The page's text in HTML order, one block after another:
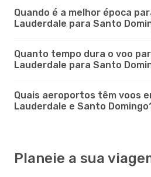
Quando é a melhor época
Lauderdale para Santo
Quanto tempo dura o voo
Lauderdale para Santo
Quais aeroportos têm voos
Lauderdale e Santo
Planeie a sua